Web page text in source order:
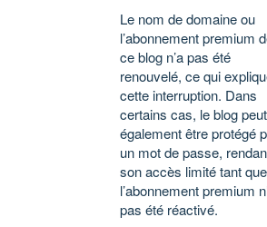
Le nom de domaine ou
l’abonnement premium
ce blog n’a pas été
renouvelé, ce qui
cette interruption. Dans
certains cas, le blog peut
également être protégé
un mot de passe,
son accès limité tant que
l’abonnement premium
pas été réactivé.